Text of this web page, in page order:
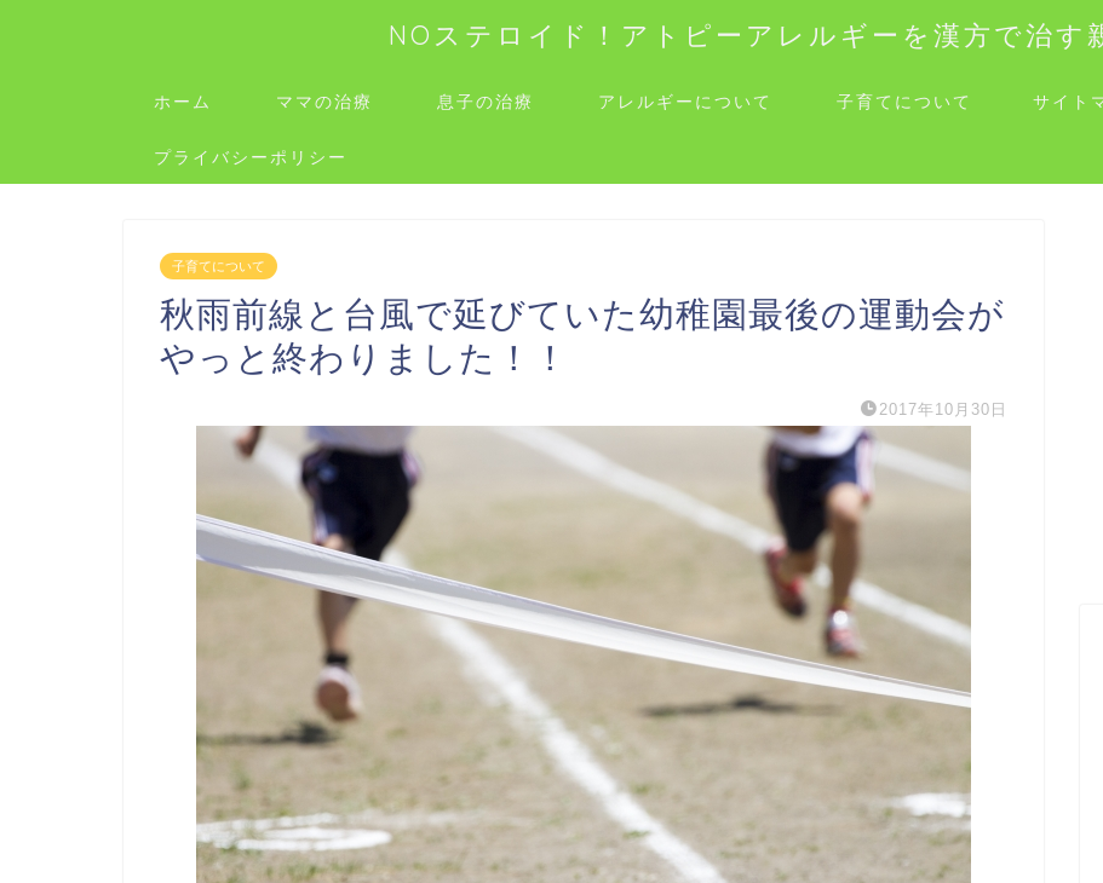
NOステロイド！アトピーアレルギーを漢方で治す
ホーム ママの治療 息子の治療 アレルギーについて 子育てについて サイト
プライバシーポリシー
子育てについて
秋雨前線と台風で延びていた幼稚園最後の運動会が
やっと終わりました！！
2017年10月30日